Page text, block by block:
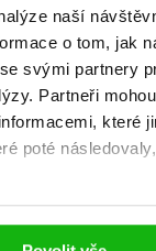
naší
o tom, jak
svými partnery
Partneři
které
poté
AUTOR KNIHY